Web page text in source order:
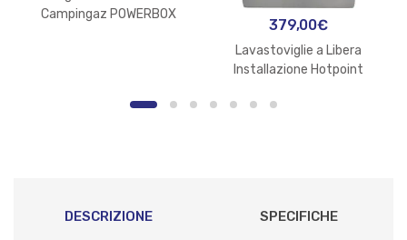
Campingaz POWERBOX
379,00€
Lavastoviglie a Libera
Installazione Hotpoint
DESCRIZIONE SPECIFICHE